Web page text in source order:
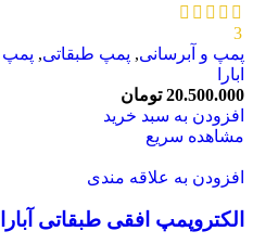
3
پمپ و آبرسانی, پمپ طبقاتی, پمپ
ابارا
20.500.000 تومان
افزودن به سبد خرید
مشاهده سریع
افزودن به علاقه مندی
الکتروپمپ افقی طبقاتی آبارا Compact AM15